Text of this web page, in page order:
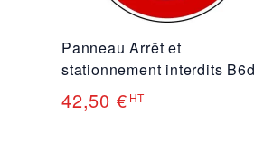
Panneau Arrêt et
stationnement interdits B6d
42,50 € HT